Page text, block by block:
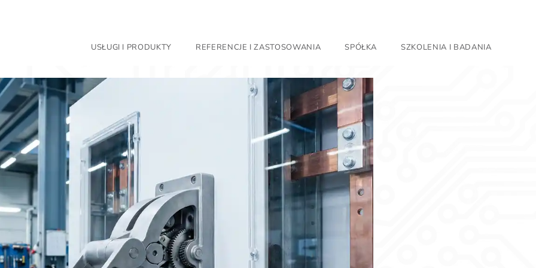
USŁUGI I PRODUKTY REFERENCJE I ZASTOSOWANIA SPÓŁKA SZKOLENIA I BADANIA